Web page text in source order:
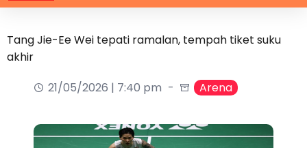
Tang Jie-Ee Wei tepati ramalan, tempah tiket suku
akhir
21/05/2026 | 7:40 pm
Arena